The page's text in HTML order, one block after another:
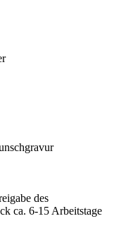
des
ca. 6-15 Arbeitstage